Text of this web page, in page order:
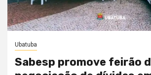
Ubatuba
Sabesp promove feirão